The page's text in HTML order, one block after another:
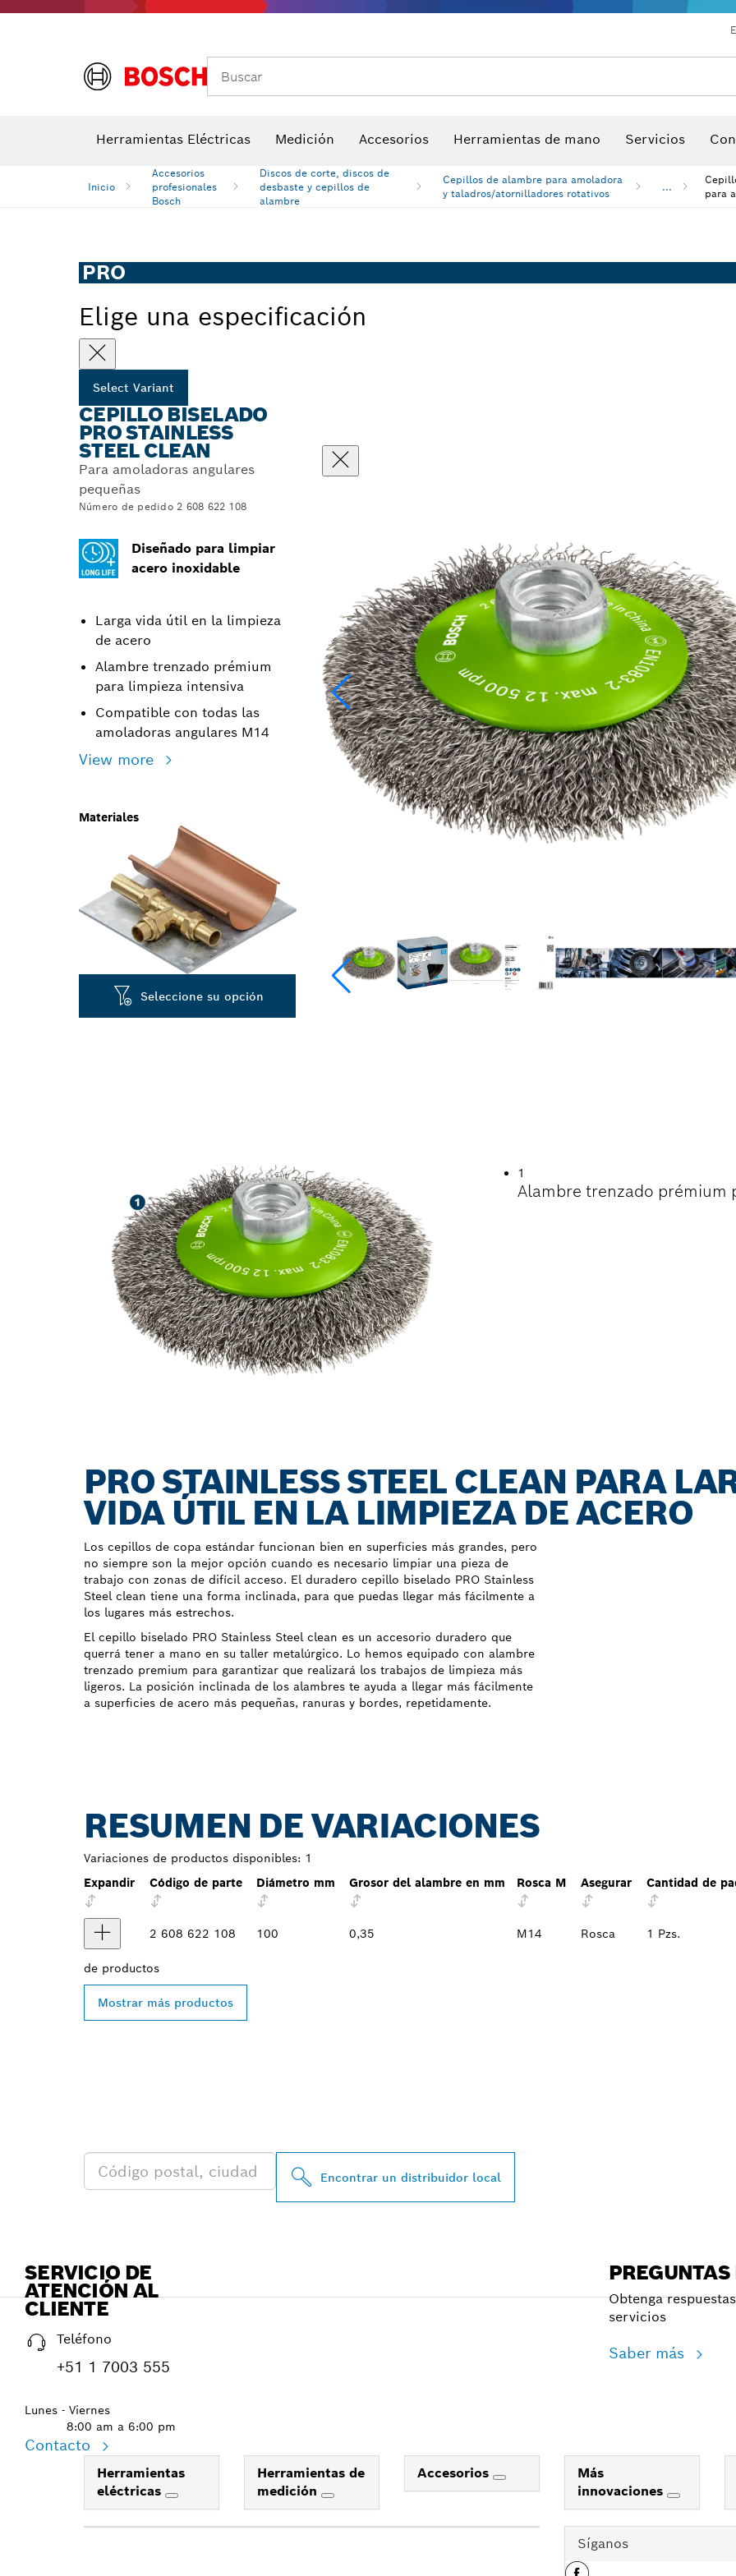
Buscar
Herramientas Eléctricas Medición Accesorios Herramientas de mano Servicios
Inicio
Accesorios
profesionales
Bosch
Discos de corte, discos de
desbaste y cepillos de
alambre
Cepillos de alambre para amoladora
y taladros/atornilladores rotativos
...
para
PRO
Elige una especificación
Select Variant
CEPILLO BISELADO
PRO STAINLESS
STEEL CLEAN
Para amoladoras angulares
pequeñas
Número de pedido 2 608 622 108
Diseñado para limpiar
acero inoxidable
Larga vida útil en la limpieza
de acero
Alambre trenzado prémium
para limpieza intensiva
Compatible con todas las
amoladoras angulares M14
View more
Materiales
Seleccione su opción
1
Alambre trenzado prémium
PRO STAINLESS STEEL CLEAN PARA
VIDA ÚTIL EN LA LIMPIEZA DE ACERO
Los cepillos de copa estándar funcionan bien en superficies más grandes, pero
no siempre son la mejor opción cuando es necesario limpiar una pieza de
trabajo con zonas de difícil acceso. El duradero cepillo biselado PRO Stainless
Steel clean tiene una forma inclinada, para que puedas llegar más fácilmente a
los lugares más estrechos.
El cepillo biselado PRO Stainless Steel clean es un accesorio duradero que
querrá tener a mano en su taller metalúrgico. Lo hemos equipado con alambre
trenzado premium para garantizar que realizará los trabajos de limpieza más
ligeros. La posición inclinada de los alambres te ayuda a llegar más fácilmente
a superficies de acero más pequeñas, ranuras y bordes, repetidamente.
RESUMEN DE VARIACIONES
Variaciones de productos disponibles: 1
Expandir
Código de parte Diámetro mm Grosor del alambre en mm Rosca M Asegurar Cantidad de
2 608 622 108 100 0,35 M14 Rosca 1 Pzs.
de productos
Mostrar más productos
Encontrar un distribuidor local
SERVICIO DE
ATENCIÓN AL
CLIENTE
Teléfono
+51 1 7003 555
Lunes - Viernes
8:00 am a 6:00 pm
Contacto
Obtenga
servicios
Saber más
Herramientas
eléctricas
Herramientas de
medición
Accesorios
Más
innovaciones
Síganos